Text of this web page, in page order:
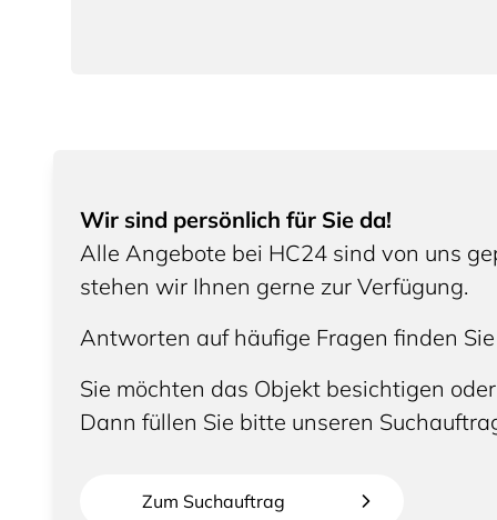
Wir sind persönlich für Sie da!
Alle Angebote bei HC24 sind von uns
stehen wir Ihnen gerne zur Verfügung.
Antworten auf häufige Fragen finden
Sie möchten das Objekt besichtigen
Dann füllen Sie bitte unseren
Zum Suchauftrag